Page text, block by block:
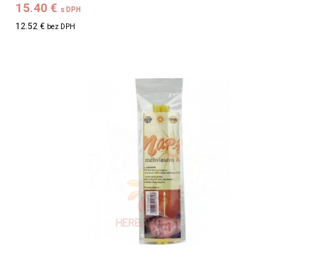
15.40 € s DPH
12.52 € bez DPH